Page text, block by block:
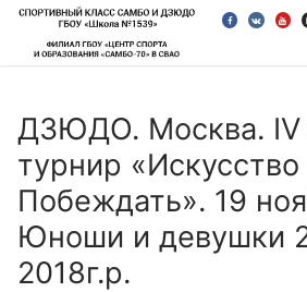
Перейти
ДЗЮДО. Москва. IV
турнир «Искусство
Побеждать». 19
Юноши и девушки
2018г.р.